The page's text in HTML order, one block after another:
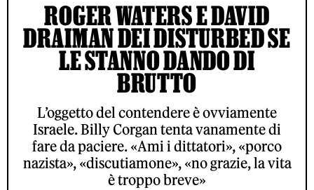
ROGER WATERS E DAVID
DRAIMAN DEI DISTURBED SE
LE STANNO DANDO DI
BRUTTO
L’oggetto del contendere è ovviamente
Israele. Billy Corgan tenta vanamente di
fare da paciere. «Ami i dittatori», «porco
nazista», «discutiamone», «no grazie, la vita
è troppo breve»